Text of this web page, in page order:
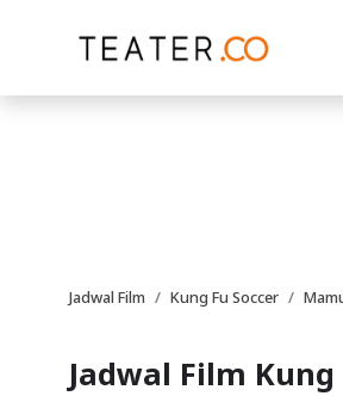
Jadwal Film Kung Fu Soccer
Jadwal Film